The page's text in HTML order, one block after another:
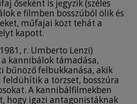
őseként is jegyzik (széles
e filmben bosszúból ölik és
műfajai közt tehát a
kapott.
r. Umberto Lenzi)
kannibálok támadása,
bűnöző felbukkanása, akik
feldühítik a törzset, bosszúra
A kannibálfilmekben
hogy igazi antagonistáknak